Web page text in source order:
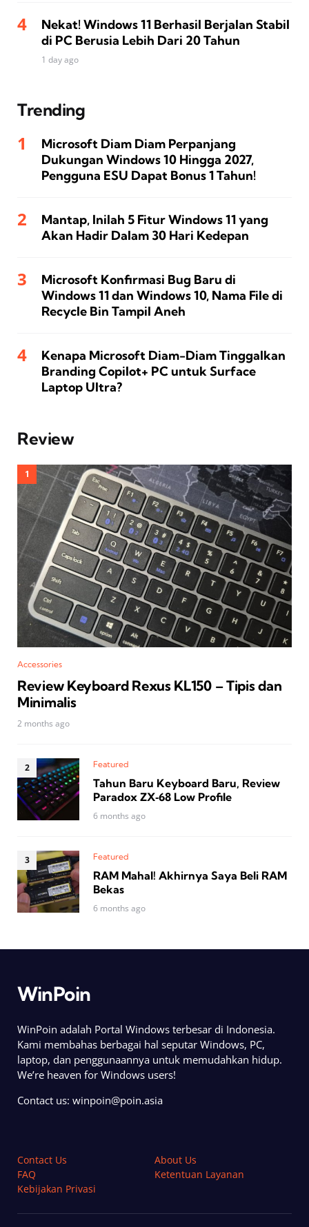
Nekat! Windows 11 Berhasil Berjalan Stabil
di PC Berusia Lebih Dari 20 Tahun
1 day ago
Trending
Microsoft Diam Diam Perpanjang
Dukungan Windows 10 Hingga 2027,
Pengguna ESU Dapat Bonus 1 Tahun!
Mantap, Inilah 5 Fitur Windows 11 yang
Akan Hadir Dalam 30 Hari Kedepan
Microsoft Konfirmasi Bug Baru di
Windows 11 dan Windows 10, Nama File di
Recycle Bin Tampil Aneh
Kenapa Microsoft Diam-Diam Tinggalkan
Branding Copilot+ PC untuk Surface
Laptop Ultra?
Review
Accessories
Review Keyboard Rexus KL150 – Tipis dan
Minimalis
2 months ago
Featured
Tahun Baru Keyboard Baru, Review
Paradox ZX‑68 Low Profile
6 months ago
Featured
RAM Mahal! Akhirnya Saya Beli RAM
Bekas
6 months ago
WinPoin
WinPoin adalah Portal Windows terbesar di Indonesia.
Kami membahas berbagai hal seputar Windows, PC,
laptop, dan penggunaannya untuk memudahkan hidup.
We’re heaven for Windows users!
Contact us: winpoin@poin.asia
Contact Us
About Us
FAQ
Ketentuan Layanan
Kebijakan Privasi